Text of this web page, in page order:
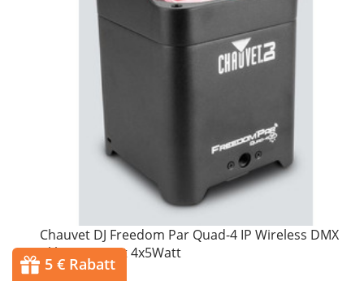
Chauvet DJ Freedom Par Quad-4 IP Wireless DMX
Akku LED Spot 4x5Watt
5 € Rabatt